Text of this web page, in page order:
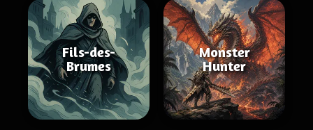
Fils-des-
Brumes
Monster
Hunter